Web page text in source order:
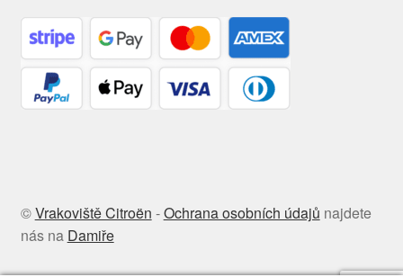
©Vrakoviště Citroën -Ochrana osobních údajů najdete
nás na Damiře